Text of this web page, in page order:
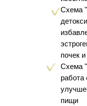
Схема
почек и
Схема
пищи